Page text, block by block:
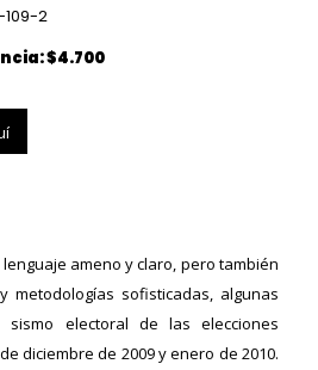
109-2
$4.700
ameno y claro, pero también
metodologías sofisticadas, algunas
sismo electoral de las elecciones
diciembre de 2009 y enero de 2010.